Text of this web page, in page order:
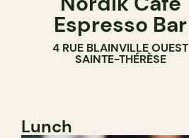
Espresso Bar
4 RUE BLAINVILLE OUEST
SAINTE-THÉRÈSE
Lunch